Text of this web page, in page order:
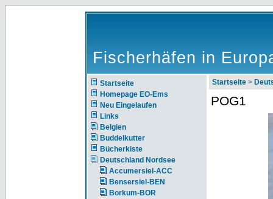
Fischerhäfen in
Startseite
Homepage EO-Ems
Neu Eingelaufen
Links
Belgien
Buddelkutter
Bücherkiste
Deutschland Nordsee
Accumersiel-ACC
Bensersiel-BEN
Borkum-BOR
Startseite >
POG1